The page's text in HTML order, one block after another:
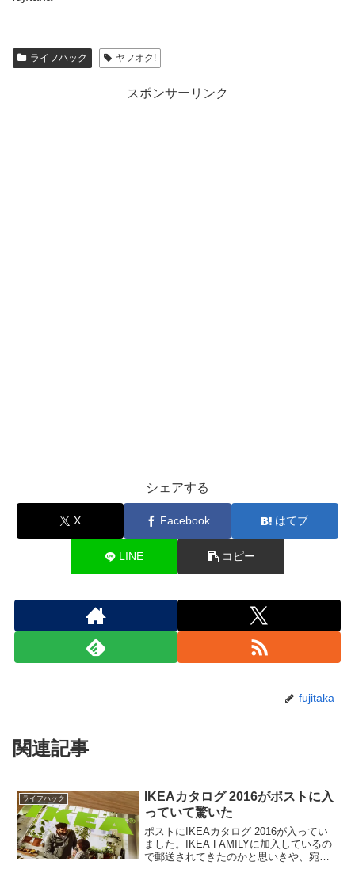
ライフハック ヤフオク!
スポンサーリンク
シェアする
X Facebook はてブ
LINE コピー
fujitaka
関連記事
ライフハック
IKEAカタログ 2016がポストに入
っていて驚いた
ポストにIKEAカタログ 2016が入ってい
ました。IKEA FAMILYに加入しているの
で郵送されてきたのかと思いきや、宛名